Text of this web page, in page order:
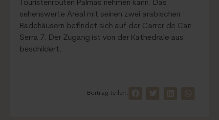
Touristenrouten Palmas nehmen kann. Das
sehenswerte Areal mit seinen zwei arabischen
Badehäusern befindet sich auf der Carrer de Can
Serra 7. Der Zugang ist von der Kathedrale aus
beschildert.
Beitrag teilen: